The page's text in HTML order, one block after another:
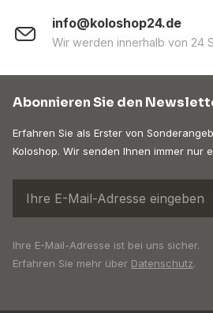
info@koloshop24.de
Wir werden innerhalb von 24
Abonnieren Sie den
Erfahren Sie als Erster von
Koloshop. Wir senden Ihnen immer nur
Ihre E-Mail-Adresse ist bei uns sicher.
Erfahren Sie mehr über Datenschutz.